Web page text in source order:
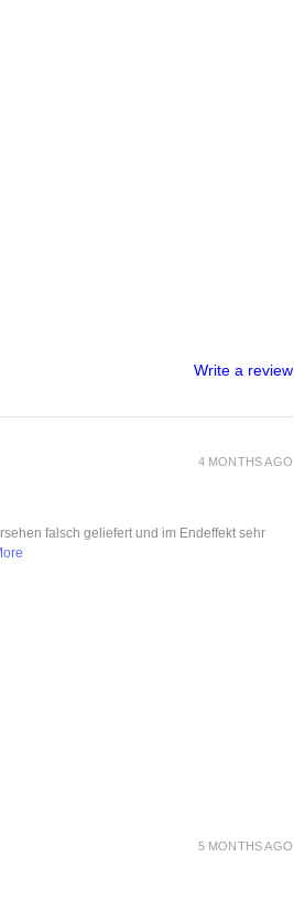
Write a review
4 MONTHS AGO
falsch geliefert und im Endeffekt sehr
5 MONTHS AGO